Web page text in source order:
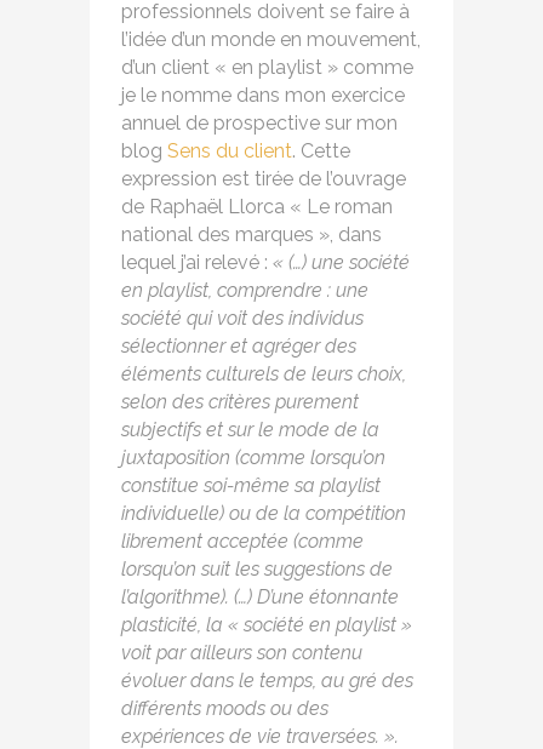
professionnels doivent se faire à
l’idée d’un monde en mouvement,
d’un client « en playlist » comme
je le nomme dans mon exercice
annuel de prospective sur mon
blog Sens du client. Cette
expression est tirée de l’ouvrage
de Raphaël Llorca « Le roman
national des marques », dans
lequel j’ai relevé : « (…) une société
en playlist, comprendre : une
société qui voit des individus
sélectionner et agréger des
éléments culturels de leurs choix,
selon des critères purement
subjectifs et sur le mode de la
juxtaposition (comme lorsqu’on
constitue soi-même sa playlist
individuelle) ou de la compétition
librement acceptée (comme
lorsqu’on suit les suggestions de
l’algorithme). (…) D’une étonnante
plasticité, la « société en playlist »
voit par ailleurs son contenu
évoluer dans le temps, au gré des
différents moods ou des
expériences de vie traversées. ».